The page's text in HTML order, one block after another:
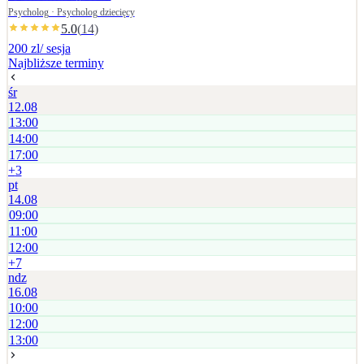
ustalana jest indywidualnie.
Psycholog · Psycholog dziecięcy
5.0(14)
200 zl/ sesja
Najbliższe terminy
śr
12.08
13:00
14:00
17:00
+3
pt
14.08
09:00
11:00
12:00
+7
ndz
16.08
10:00
12:00
13:00